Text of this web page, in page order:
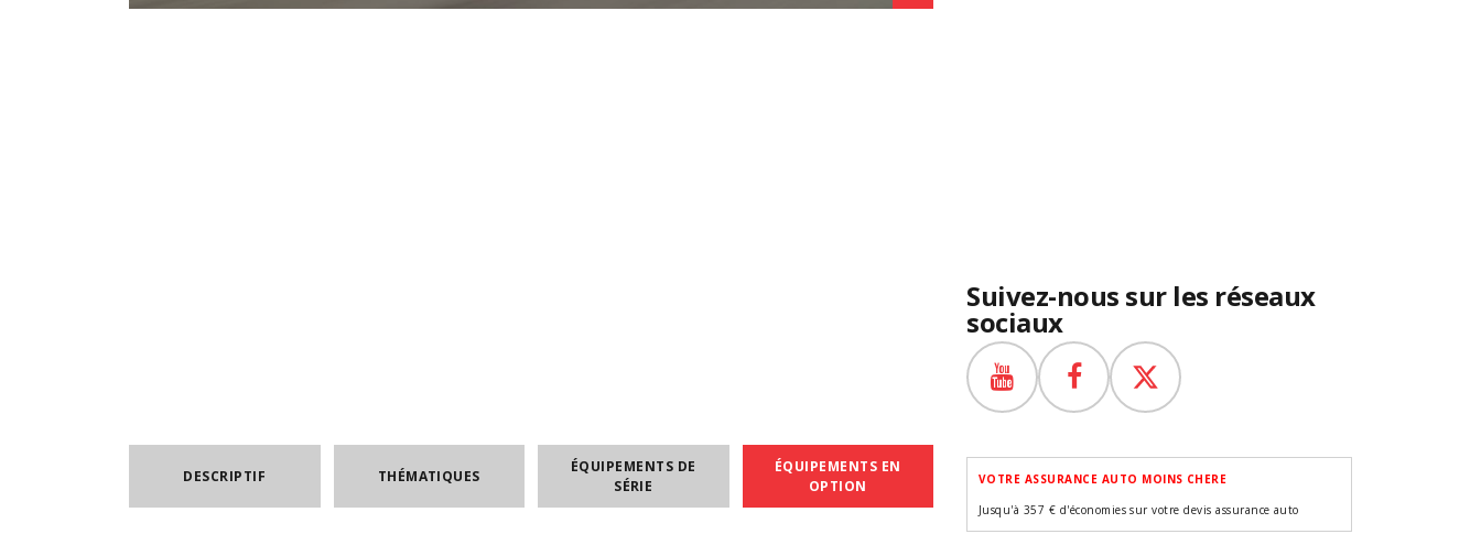
DESCRIPTIF THÉMATIQUES
ÉQUIPEMENTS DE
SÉRIE
ÉQUIPEMENTS EN
OPTION
Suivez-nous sur les réseaux
sociaux
VOTRE ASSURANCE AUTO MOINS CHERE
Jusqu'à 357 € d'économies sur votre devis assurance auto